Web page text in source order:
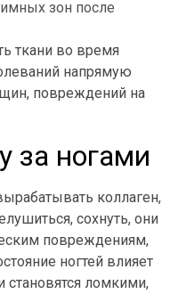
зон после
ткани во время
напрямую
повреждений на
за ногами
коллаген,
сохнуть, они
повреждениям,
ногтей влияет
ломкими,